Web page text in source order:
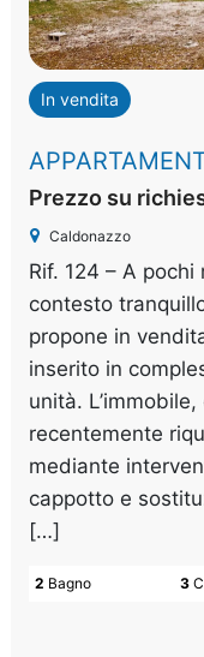
In vendita
Prezzo su
Caldonazzo
Rif. 124 – A
contesto
propone in
inserito in
unità.
recentemente
mediante
cappotto e
[…]
3
2 Bagno